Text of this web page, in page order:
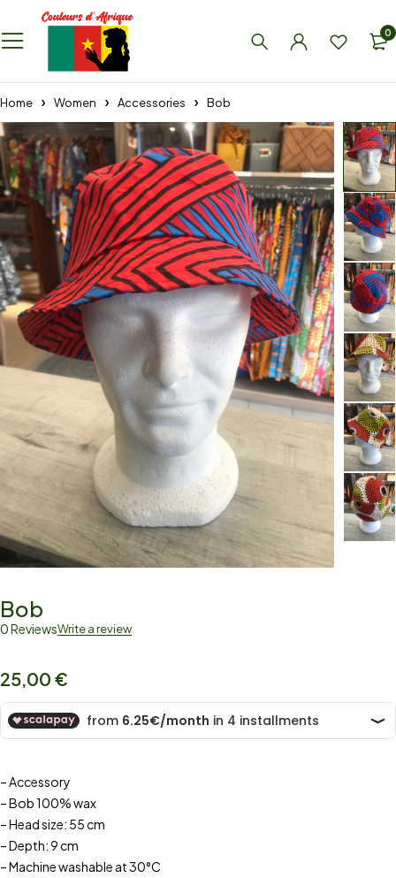
0
Home Women Accessories Bob
Bob
0 ReviewsWrite a review
25,00 €
– Accessory
– Bob 100% wax
– Head size: 55 cm
– Depth: 9 cm
– Machine washable at 30°C